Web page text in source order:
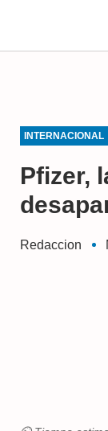
INTERNACIONAL
Pfizer,
Redaccion